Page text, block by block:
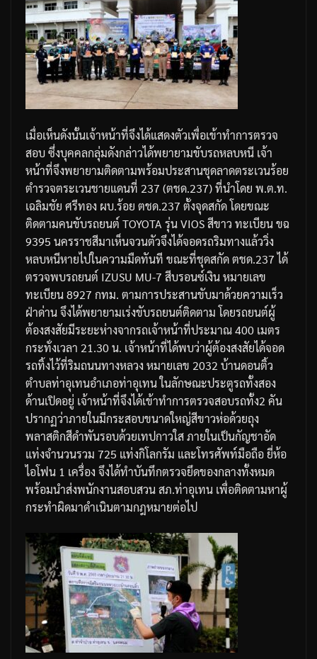
เมื่อเห็นดังนั้นเจ้าหน้าที่จึงได้แสดงตัวเพื่อเข้าทำการตรวจ
สอบซึ่งบุคคลกลุ่มดังกล่าวได้พยายามขับรถหลบหนี เจ้า
หน้าที่จึงพยายามติดตามพร้อมประสานชุดลาดตระเวนร้อย
ตำรวจตระเวนชายแดนที่ 237 (ตชด.237)ที่นำโดย พ.ต.ท.
เฉลิมชัย ศรีทอง ผบ.ร้อย ตชด.237 ตั้งจุดสกัดโดยขณะ
ติดตามคนขับรถยนต์ TOYOTA รุ่นVIOSสีขาว ทะเบียนขฉ
9395 นครราชสีมาเห็นจวนตัวจึงได้จอดรถริมทางแล้ววิ่ง
หลบหนีหายไปในความมืดทันที ขณะที่ชุดสกัดตชด.237ได้
ตรวจพบรถยนต์ IZUSU MU-7 สีบรอนซ์เงินหมายเลข
ทะเบียน8927 กทม. ตามการประสานขับมาด้วยความเร็ว
ฝ่าด่านจึงได้พยายามเร่งขับรถยนต์ติดตาม โดยรถยนต์ผู้
ต้องสงสัยมีระยะห่างจากรถเจ้าหน้าที่ประมาณ400 เมตร
กระทั่งเวลา 21.30น. เจ้าหน้าที่ได้พบว่าผู้ต้องสงสัยได้จอด
รถทิ้งไว้ที่ริมถนนทางหลวง หมายเลข 2032 บ้านดอนติ้ว
ตำบลท่าอุเทนอำเภอท่าอุเทนในลักษณะประตูรถทั้งสอง
ด้านเปิดอยู่ เจ้าหน้าที่จึงได้เข้าทำการตรวจสอบรถทั้ง2 คัน
ปรากฏว่าภายในมีกระสอบขนาดใหญ่สีขาวห่อด้วยถุง
พลาสติกสีดำพันรอบด้วยเทปกาวใสภายในเป็นกัญชาอัด
แท่งจำนวนรวม 725 แท่งกิโลกรัม และโทรศัพท์มือถือยี่ห้อ
ไอโฟน 1 เครื่อง จึงได้ทำบันทึกตรวจยึดของกลางทั้งหมด
พร้อมนำส่งพนักงานสอบสวนสภ.ท่าอุเทน เพื่อติดตามหาผู้
กระทำผิดมาดำเนินตามกฎหมายต่อไป